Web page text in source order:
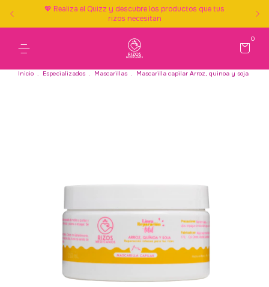
💖 Realiza el Quizz y descubre los productos que tus
rizos necesitan
0
Inicio . Especializados . Mascarillas . Mascarilla capilar Arroz, quinoa y soja